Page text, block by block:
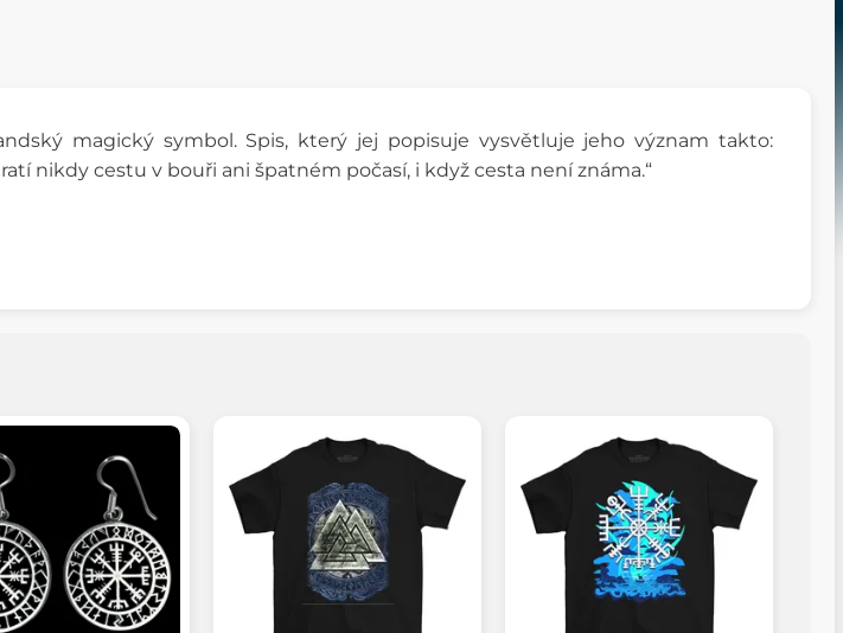
magický symbol. Spis, který jej popisuje vysvětluje jeho význam takto:
nikdy cestu v bouři ani špatném počasí, i když cesta není známa.“